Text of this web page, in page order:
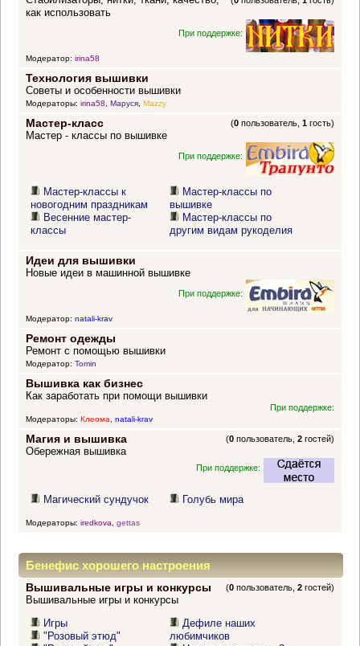
как использовать
При поддержке:
Модератор: irina58
Технология вышивки
Советы и особенности вышивки
Модераторы: irina58, Маруся, Mazzy
Мастер-класс (0 пользователь,1 гость)
Мастер - классы по вышивке
При поддержке:
Мастер-классы к
новогодним праздникам
Весенние мастер-
классы
Мастер-классы по
вышивке
Мастер-классы по
другим видам рукоделия
Идеи для вышивки
Новые идеи в машинной вышивке
При поддержке:
Модератор: natali-krav
Ремонт одежды
Ремонт с помощью вышивки
Модератор: Tomin
Вышивка как бизнес
Как заработать при помощи вышивки
При поддержке:
Модераторы: Клеома, natali-krav
Магия и вышивка (0 пользователь,2 гостей)
Обережная вышивка
При поддержке:
Магический сундучок Голубь мира
Модераторы: iredkova gettas
Бенефис хорошего настроения
Вышивальные игры и конкурсы (0 пользователь,2 гостей)
Вышивальные игры и конкурсы
Игры
"Розовый этюд"
Дефиле наших
любимчиков